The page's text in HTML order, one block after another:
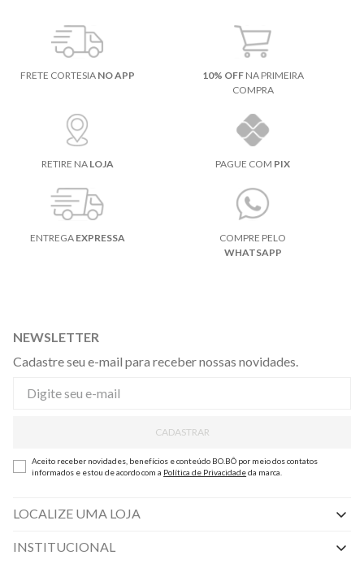
FRETE CORTESIA NO APP 10% OFFNA PRIMEIRA
COMPRA
RETIRE NA LOJA PAGUE COM PIX
ENTREGA EXPRESSA
COMPRE PELO
WHATSAPP
NEWSLETTER
Cadastre seu e-mail para receber nossas novidades.
CADASTRAR
Aceito receber novidades, benefícios e conteúdo BO.BÔ por meio dos contatos
informados e estou de acordo com a Política de Privacidadeda marca.
LOCALIZE UMA LOJA
INSTITUCIONAL